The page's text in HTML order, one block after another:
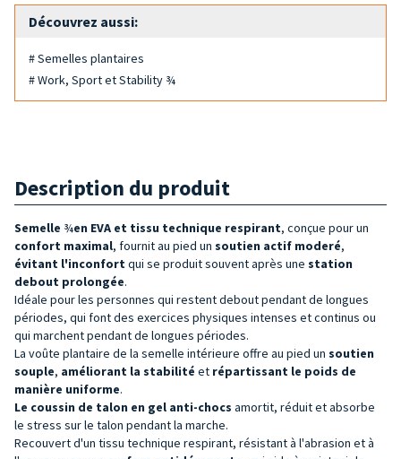
Découvrez aussi:
# Semelles plantaires
# Work, Sport et Stability ¾
Description du produit
Semelle ¾en EVA et tissu technique respirant, conçue pour un
confort maximal, fournit au pied un soutien actif moderé,
évitant l'inconfort qui se produit souvent après une station
debout prolongée.
Idéale pour les personnes qui restent debout pendant de longues
périodes, qui font des exercices physiques intenses et continus ou
qui marchent pendant de longues périodes.
La voûte plantaire de la semelle intérieure offre au pied un soutien
souple, améliorant la stabilité et répartissant le poids de
manière uniforme.
Le coussin de talon en gel anti-chocs amortit, réduit et absorbe
le stress sur le talon pendant la marche.
Recouvert d'un tissu technique respirant, résistant à l'abrasion et à